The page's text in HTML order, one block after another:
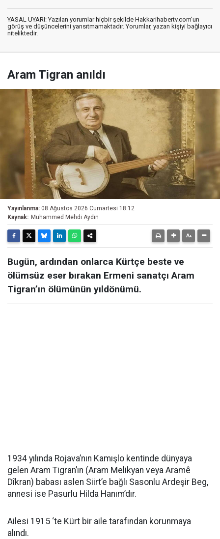
YASAL UYARI: Yazılan yorumlar hiçbir şekilde Hakkarihabertv.com’un
görüş ve düşüncelerini yansıtmamaktadır. Yorumlar, yazan kişiyi bağlayıcı
niteliktedir.
Aram Tigran anıldı
Yayınlanma: 08 Ağustos 2026 Cumartesi 18:12
Kaynak: Muhammed Mehdi Aydın
Bugün, ardından onlarca Kürtçe beste ve
ölümsüz eser bırakan Ermeni sanatçı Aram
Tigran’ın ölümünün yıldönümü.
1934 yılında Rojava’nın Kamışlo kentinde dünyaya
gelen Aram Tigran’ın (Aram Melikyan veya Aramê
Dîkran) babası aslen Siirt’e bağlı Sasonlu Ardeşir Beg,
annesi ise Pasurlu Hilda Hanım’dır.
Ailesi 1915 ‘te Kürt bir aile tarafından korunmaya
alındı.